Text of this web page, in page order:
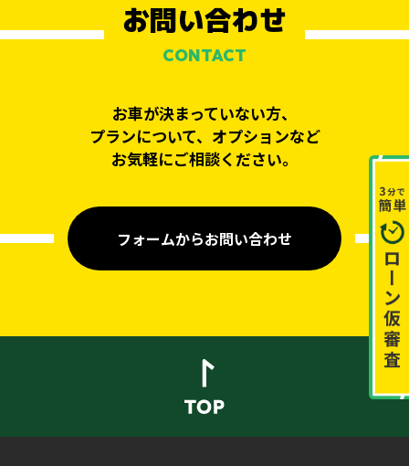
お問い合わせ
CONTACT
お車が決まっていない方、
プランについて、オプションなど
お気軽にご相談ください。
フォームからお問い合わせ